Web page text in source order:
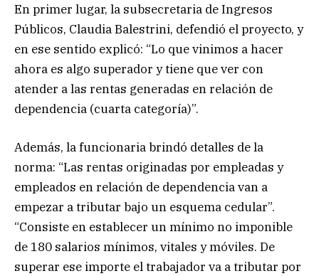
En primer lugar, la subsecretaria de Ingresos
Públicos, Claudia Balestrini, defendió el proyecto, y
en ese sentido explicó: “Lo que vinimos a hacer
ahora es algo superador y tiene que ver con
atender a las rentas generadas en relación de
dependencia (cuarta categoría)”.
Además, la funcionaria brindó detalles de la
norma: “Las rentas originadas por empleadas y
empleados en relación de dependencia van a
empezar a tributar bajo un esquema cedular”.
“Consiste en establecer un mínimo no imponible
de 180 salarios mínimos, vitales y móviles. De
superar ese importe el trabajador va a tributar por